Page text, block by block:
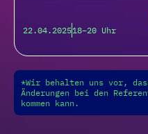
22.04.202518–20 Uhr
*Wir behalten uns vor,
Änderungen bei den
kommen kann.